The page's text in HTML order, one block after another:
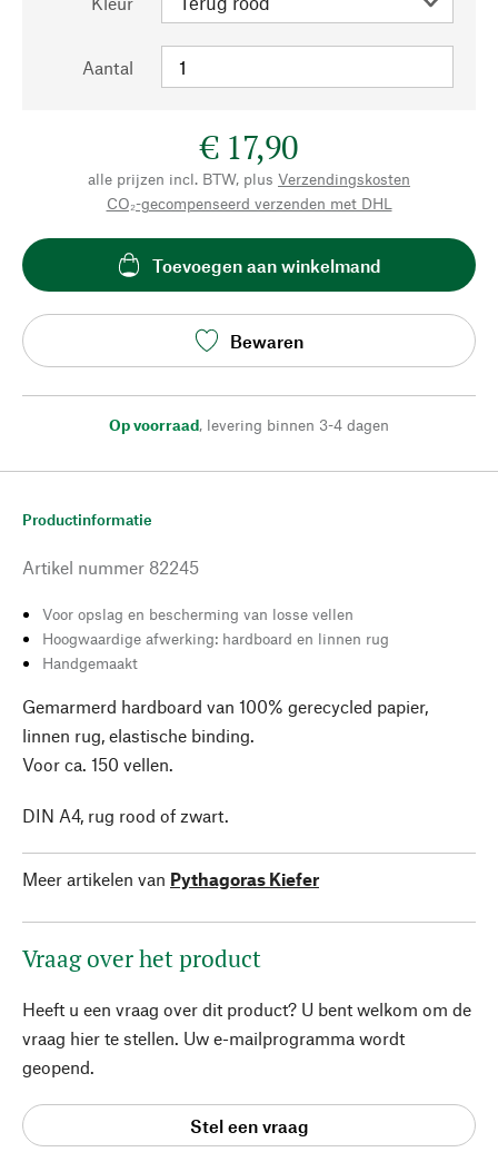
Aantal
€ 17,90
alle prijzen incl. BTW, plus Verzendingskosten
CO₂-gecompenseerd verzenden met DHL
Toevoegen aan winkelmand
Bewaren
Op voorraad, levering binnen 3-4 dagen
Productinformatie
Artikel nummer 82245
Voor opslag en bescherming van losse vellen
Hoogwaardige afwerking: hardboard en linnen rug
Handgemaakt
Gemarmerd hardboard van 100% gerecycled papier,
linnen rug, elastische binding.
Voor ca. 150 vellen.
DIN A4, rug rood of zwart.
Meer artikelen van Pythagoras Kiefer
Vraag over het product
Heeft u een vraag over dit product? U bent welkom om de
vraag hier te stellen. Uw e-mailprogramma wordt
geopend.
Stel een vraag